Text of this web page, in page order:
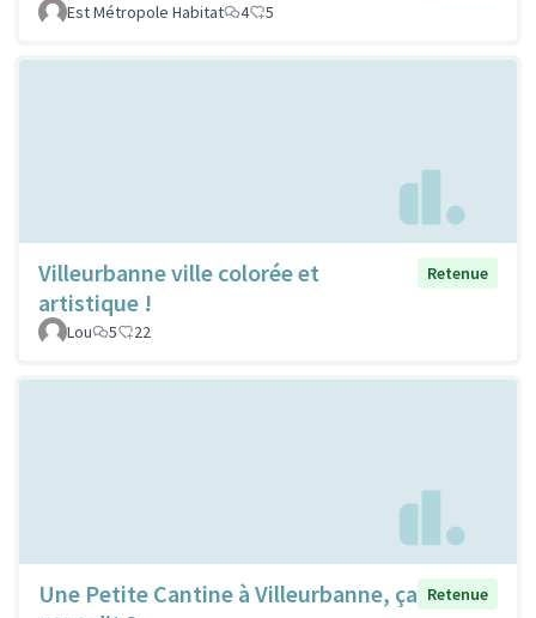
Est Métropole Habitat
4 5
Villeurbanne ville colorée et
artistique !
Retenue
Lou 5 22
Une Petite Cantine à Villeurbanne, ça Retenue